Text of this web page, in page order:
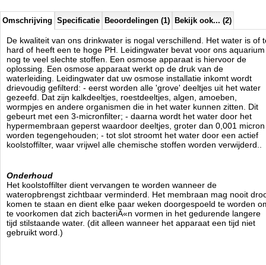
Aquaholland
Manufactured by:Aquaholland
Model:OS-103605
Product ID:
3.585 134.95 134.95 Available from:Aquariumonderdelen.nl 2026-08-18
Pre-OrderNew
Omschrijving Specificatie Beoordelingen (1) Bekijk ook... (2)
De kwaliteit van ons drinkwater is nogal verschillend. Het water is of
hard of heeft een te hoge PH. Leidingwater bevat voor ons aquarium
nog te veel slechte stoffen. Een osmose apparaat is hiervoor de
oplossing. Een osmose apparaat werkt op de druk van de
waterleiding. Leidingwater dat uw osmose installatie inkomt wordt
drievoudig gefilterd: - eerst worden alle 'grove' deeltjes uit het water
gezeefd. Dat zijn kalkdeeltjes, roestdeeltjes, algen, amoeben,
wormpjes en andere organismen die in het water kunnen zitten. Dit
gebeurt met een 3-micronfilter; - daarna wordt het water door het
hypermembraan geperst waardoor deeltjes, groter dan 0,001 micron
worden tegengehouden; - tot slot stroomt het water door een actief
koolstoffilter, waar vrijwel alle chemische stoffen worden verwijderd..
Onderhoud
Het koolstoffilter dient vervangen te worden wanneer de
wateropbrengst zichtbaar verminderd. Het membraan mag nooit
komen te staan en dient elke paar weken doorgespoeld te worden
te voorkomen dat zich bacteriÃ«n vormen in het gedurende langere
tijd stilstaande water. (dit alleen wanneer het apparaat een tijd niet
gebruikt word.)